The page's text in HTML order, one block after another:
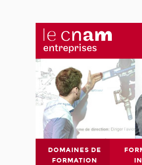
DOMAINES DE
FORMATION